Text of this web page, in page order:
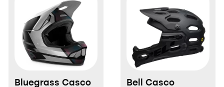
Bluegrass Casco
Bell Casco